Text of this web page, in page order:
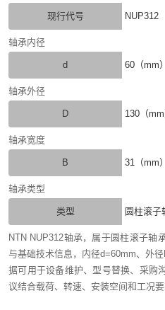
现行代号 NUP312
轴承内径
d 60（mm）
轴承外径
D 130（mm
轴承宽度
B 31（mm）
轴承类型
类型 圆柱滚子
NTN NUP312轴承，属于圆柱滚子轴
与基础技术信息，内径d=60mm、外
据可用于设备维护、型号替换、采购
议结合载荷、转速、安装空间和工况要